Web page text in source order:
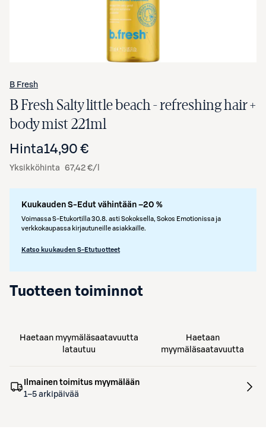
B Fresh
B Fresh Salty little beach - refreshing hair +
body mist 221ml
Hinta14,90 €
Yksikköhinta 67,42 €/l
Kuukauden S-Edut vähintään –20 %
Voimassa S-Etukortilla 30.8. asti Sokoksella, Sokos Emotionissa ja
verkkokaupassa kirjautuneille asiakkaille.
Katso kuukauden S-Etutuotteet
Tuotteen toiminnot
Haetaan myymäläsaatavuutta
latautuu
Haetaan
myymäläsaatavuutta
Ilmainen toimitus myymälään
1–5 arkipäivää